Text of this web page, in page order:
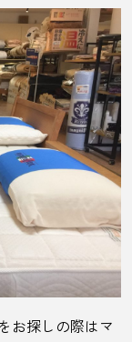
お探しの際はマ